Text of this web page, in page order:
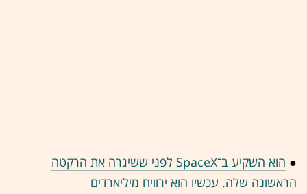
●
הוא השקיע ב־SpaceX לפני ששיגרה את הרקטה
הראשונה שלה. עכשיו הוא ירוויח מיליארדים